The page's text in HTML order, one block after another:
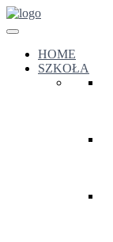
HOME
SZKOŁA